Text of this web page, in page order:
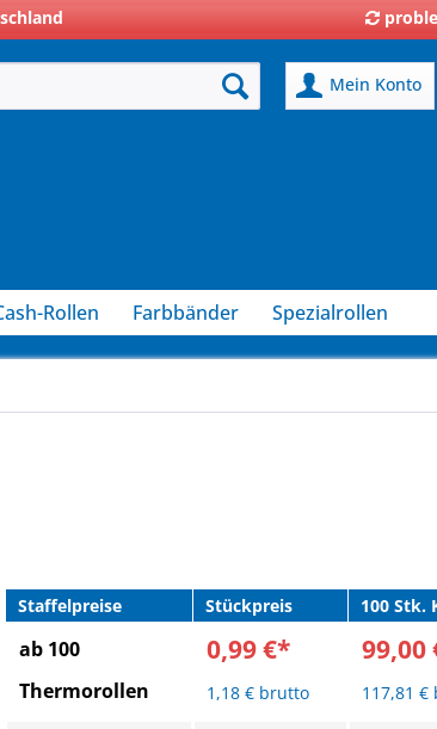
Mein Konto
Rollen Farbbänder Spezialrollen
Staffelpreise Stückpreis 100 Stk.
ab 100
Thermorollen
0,99 €*
1,18 € brutto
99,00
117,81